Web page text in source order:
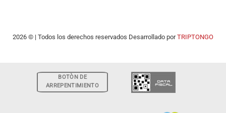
2026 © | Todos los derechos reservados Desarrollado porTRIPTONGO
BOTÒN DE
ARREPENTIMIENTO